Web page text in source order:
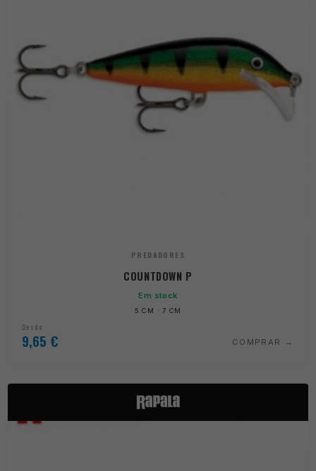
PREDADORES
COUNTDOWN P
Em stock
5 CM · 7 CM
Desde
9,65 € COMPRAR